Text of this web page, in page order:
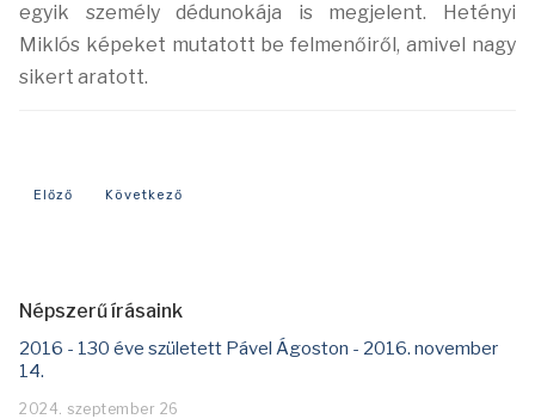
egyik személy dédunokája is megjelent. Hetényi
Miklós képeket mutatott be felmenőiről, amivel nagy
sikert aratott.
Előző cikk: Mi történt 2025-ben
Előző Következő cikk: Mi történt 2023-ban?
Következő
Népszerű írásaink
2016 - 130 éve született Pável Ágoston - 2016. november
14.
2024. szeptember 26